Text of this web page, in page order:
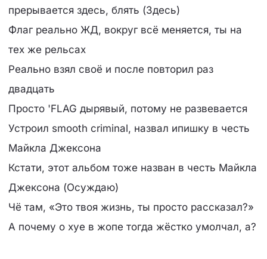
прерывается здесь, блять (Здесь)
Флаг реально ЖД, вокруг всё меняется, ты на
тех же рельсах
Реально взял своё и после повторил раз
двадцать
Просто 'FLAG дырявый, потому не развевается
Устроил smooth criminal, назвал ипишку в честь
Майкла Джексона
Кстати, этот альбом тоже назван в честь Майкла
Джексона (Осуждаю)
Чё там, «Это твоя жизнь, ты просто рассказал?»
А почему о хуе в жопе тогда жёстко умолчал, а?